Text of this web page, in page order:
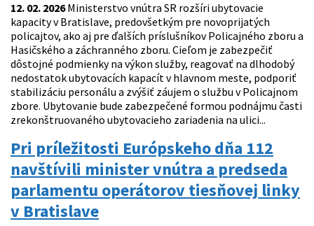
12. 02. 2026Ministerstvo vnútra SR rozšíri ubytovacie
kapacity v Bratislave, predovšetkým pre novoprijatých
policajtov, ako aj pre ďalších príslušníkov Policajného zboru a
Hasičského a záchranného zboru. Cieľom je zabezpečiť
dôstojné podmienky na výkon služby, reagovať na dlhodobý
nedostatok ubytovacích kapacít v hlavnom meste, podporiť
stabilizáciu personálu a zvýšiť záujem o službu v Policajnom
zbore. Ubytovanie bude zabezpečené formou podnájmu časti
zrekonštruovaného ubytovacieho zariadenia na ulici...
Pri príležitosti Európskeho dňa 112
navštívili minister vnútra a predseda
parlamentu operátorov tiesňovej linky
v Bratislave